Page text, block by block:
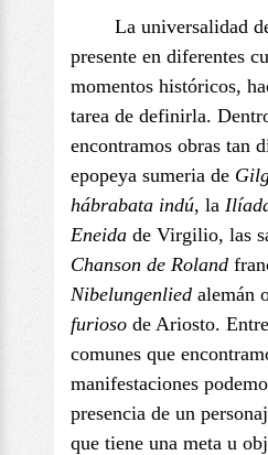
La universalidad
presente en diferentes
momentos históricos,
tarea de definirla.
encontramos obras tan
epopeya sumeria de
hábrabata indú, la
Eneida de Virgilio, las
Chanson de Roland
Nibelungenlied alemán
furioso de Ariosto.
comunes que
manifestaciones
presencia de un
que tiene una meta u